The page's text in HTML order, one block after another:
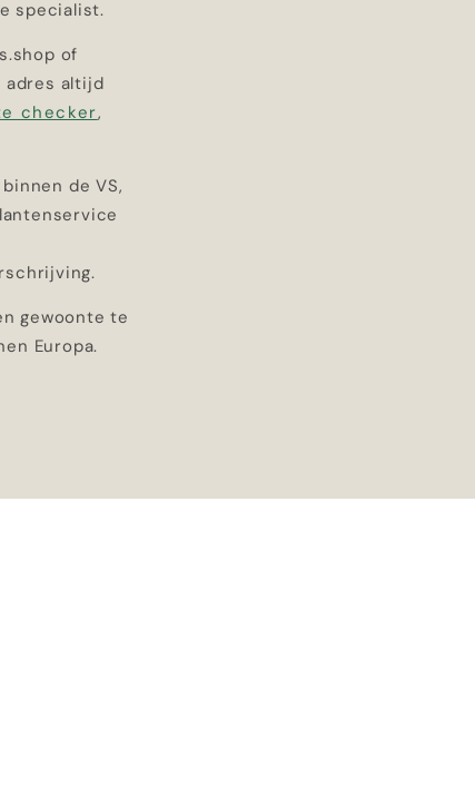
specialist.
of
adres altijd
checker,
de VS,
gewoonte te
Europa.